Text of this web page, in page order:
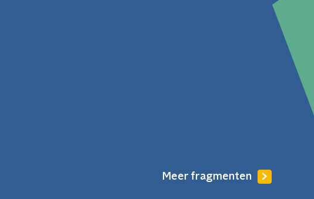
Meer fragmenten